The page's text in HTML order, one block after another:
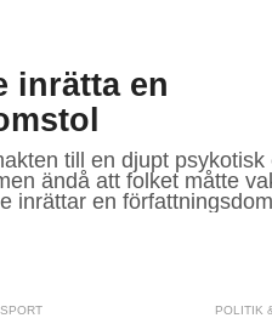
inrätta en
till en djupt psykotisk
ändå att folket måtte
inrättar en
SPORT POLITIK